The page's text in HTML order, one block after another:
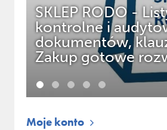
SKLEP RODO -
kontrolne i
dokumentów,
Zakup gotowe
Moje konto